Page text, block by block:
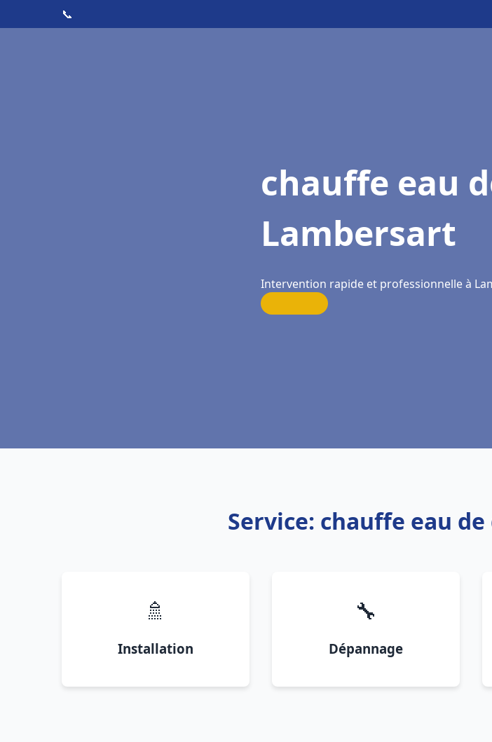
📞
chauffe eau
Lambersart
Intervention rapide et professionnelle à
Service: chauffe eau
🚿
Installation
🔧
Dépannage